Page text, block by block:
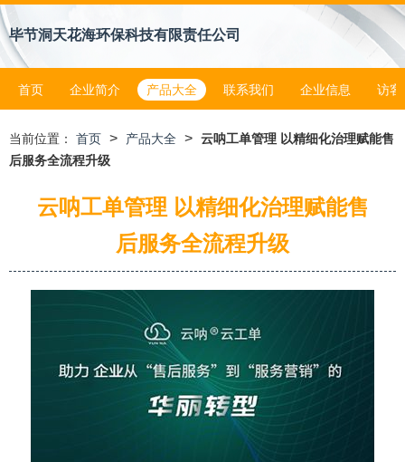
毕节洞天花海环保科技有限责任公司
首页 企业简介 产品大全 联系我们 企业信息 访客
当前位置： 首页 > 产品大全 > 云呐工单管理 以精细化治理赋能售
后服务全流程升级
云呐工单管理 以精细化治理赋能售
后服务全流程升级